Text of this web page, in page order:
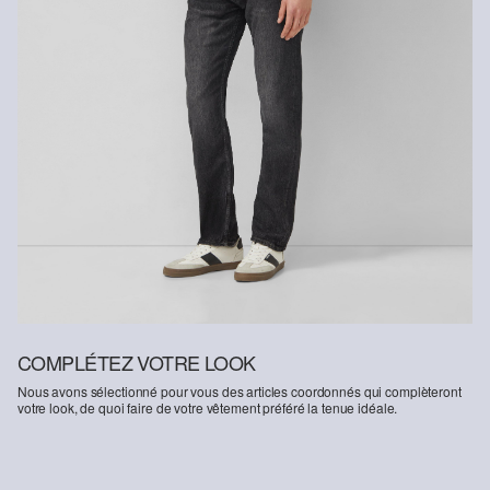
COMPLÉTEZ VOTRE LOOK
Nous avons sélectionné pour vous des articles coordonnés qui complèteront
votre look, de quoi faire de votre vêtement préféré la tenue idéale.